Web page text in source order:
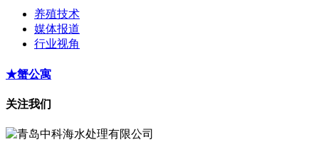
养殖技术
媒体报道
行业视角
★蟹公寓
关注我们